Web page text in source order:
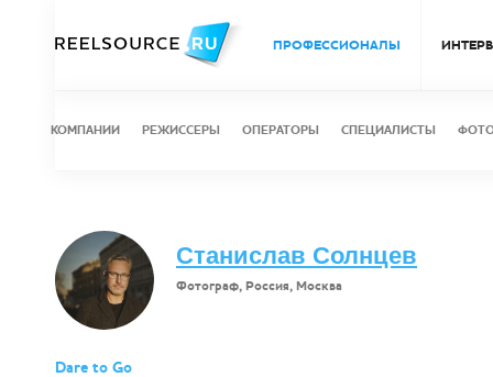
ПРОФЕССИОНАЛЫ
КОМПАНИИ РЕЖИССЕРЫ ОПЕРАТОРЫ СПЕЦИАЛИСТЫ
Станислав Солнцев
Фотограф, Россия, Москва
Dare to Go